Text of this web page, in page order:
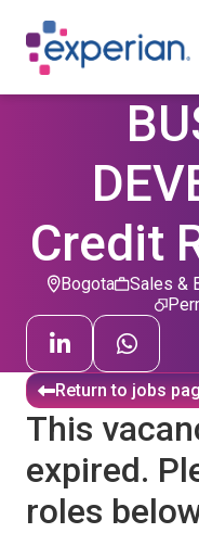
Credit
Bogota
Sales &
Return to jobs
This
expired.
roles